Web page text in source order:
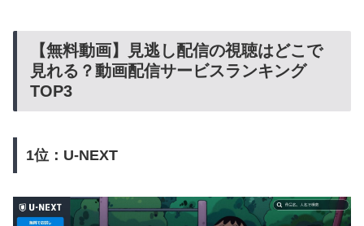
【無料動画】見逃し配信の視聴はどこで
見れる？動画配信サービスランキング
TOP3
1位：U-NEXT